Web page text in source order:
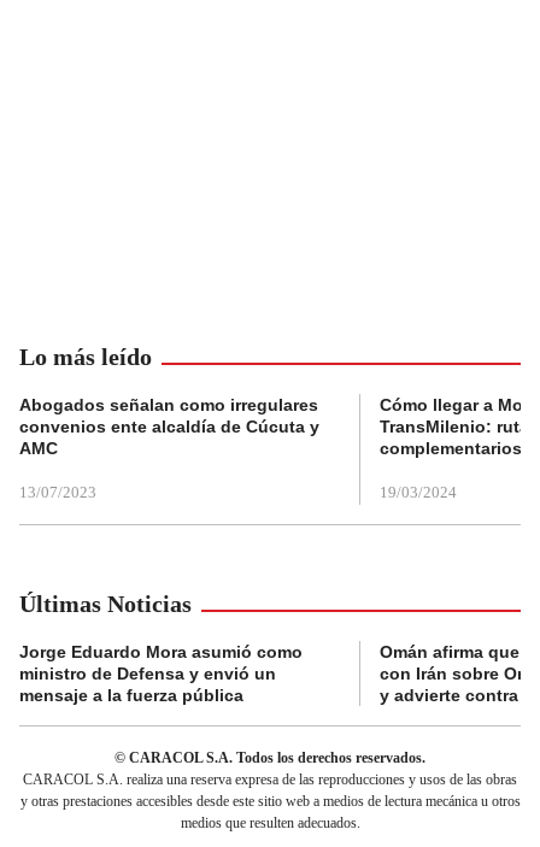
Lo más leído
Abogados señalan como irregulares
convenios ente alcaldía de Cúcuta y
AMC
13/07/2023
Cómo llegar a
TransMilenio:
complementarios
19/03/2024
Últimas Noticias
Jorge Eduardo Mora asumió como
ministro de Defensa y envió un
mensaje a la fuerza pública
Omán afirma que
con Irán sobre
y advierte contra
© CARACOL S.A. Todos los derechos reservados.
CARACOL S.A. realiza una reserva expresa de las reproducciones y usos de las obras
y otras prestaciones accesibles desde este sitio web a medios de lectura mecánica u otros
medios que resulten adecuados.